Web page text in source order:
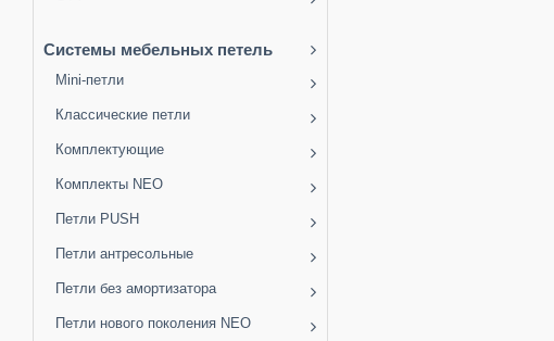
Системы мебельных петель
Mini-петли
Классические петли
Комплектующие
Комплекты NEO
Петли PUSH
Петли антресольные
Петли без амортизатора
Петли нового поколения NEO